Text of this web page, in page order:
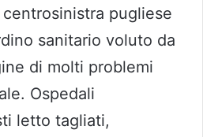
pugliese
sanitario voluto da
di molti problemi
Ospedali
letto tagliati,